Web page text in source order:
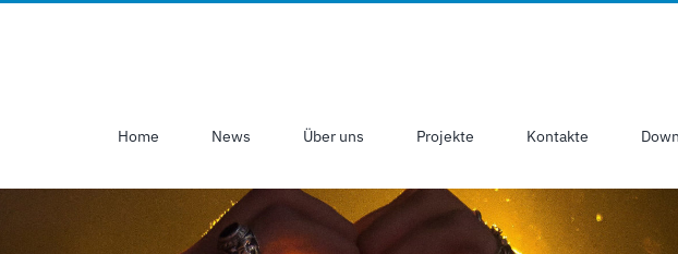
Home News Über uns Projekte Kontakte